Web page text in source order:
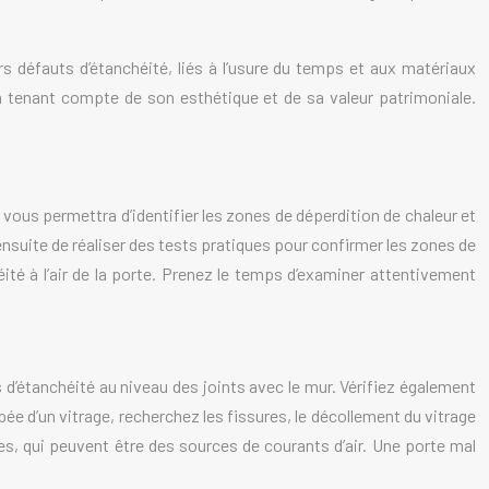
d’étanchéité, liés à l’usure du temps et aux matériaux
compte de son esthétique et de sa valeur patrimoniale.
permettra d’identifier les zones de déperdition de chaleur et
de réaliser des tests pratiques pour confirmer les zones de
à l’air de la porte. Prenez le temps d’examiner attentivement
au niveau des joints avec le mur. Vérifiez également
d’un vitrage, recherchez les fissures, le décollement du vitrage
qui peuvent être des sources de courants d’air. Une porte mal